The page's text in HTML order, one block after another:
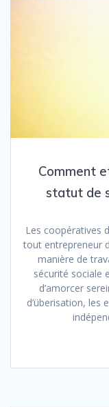
Comment
statut de
Les coopératives
tout entrepreneur
manière de
sécurité sociale
d’amorcer
d’überisation, les